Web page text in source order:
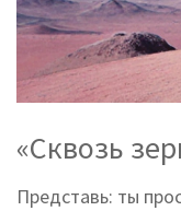
«Сквозь
Представь: ты